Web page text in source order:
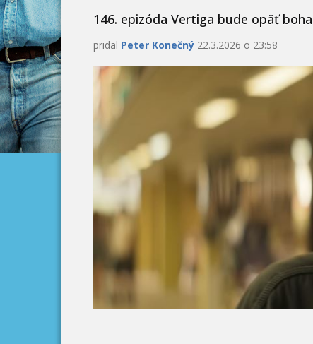
146. epizóda Vertiga bude opäť
pridal Peter Konečný 22.3.2026 o 23:58